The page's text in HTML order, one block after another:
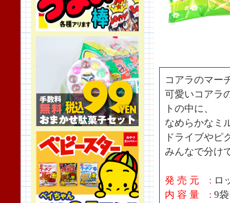
コアラのマー
可愛いコアラ
トの中に、
なめらかなミ
ドライブやピ
みんなで分け
発 売 元 : ロ
内 容 量 : 9袋